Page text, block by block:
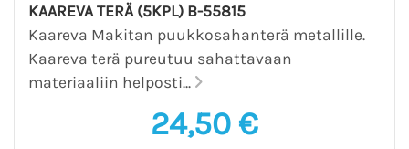
KAAREVA TERÄ (5KPL) B-55815
Kaareva Makitan puukkosahanterä metallille.
Kaareva terä pureutuu sahattavaan
materiaaliin helposti...
24,50 €